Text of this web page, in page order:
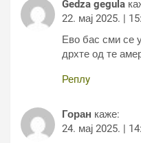
Gedza gegula
22. мај 2025. |
Ево бас сми се
дрхте од те
Реплy
Горан каже:
24. мај 2025. |